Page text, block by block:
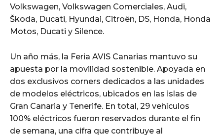
Volkswagen, Volkswagen Comerciales, Audi,
Škoda, Ducati, Hyundai, Citroën, DS, Honda, Honda
Motos, Ducati y Silence.
Un año más, la Feria AVIS Canarias mantuvo su
apuesta por la movilidad sostenible. Apoyada en
dos exclusivos corners dedicados a las unidades
de modelos eléctricos, ubicados en las islas de
Gran Canaria y Tenerife. En total, 29 vehículos
100% eléctricos fueron reservados durante el fin
de semana, una cifra que contribuye al